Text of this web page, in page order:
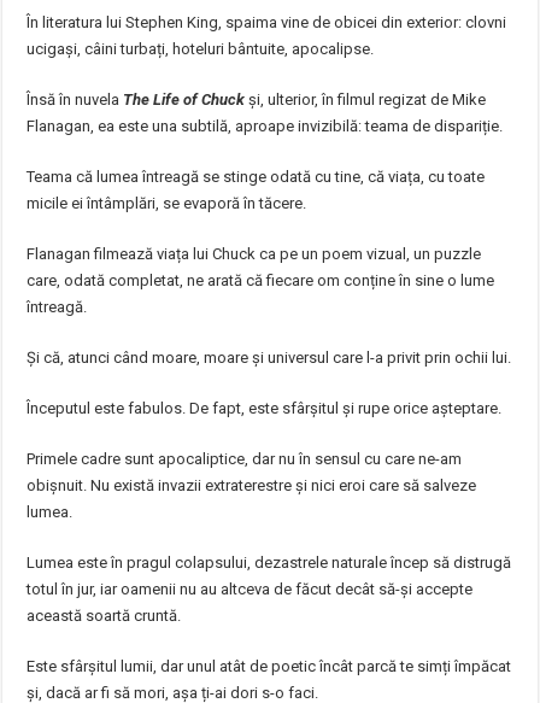
În literatura lui Stephen King, spaima vine de obicei din exterior: clovni
ucigași, câini turbați, hoteluri bântuite, apocalipse.
Însă în nuvela The Life of Chuck și, ulterior, în filmul regizat de Mike
Flanagan, ea este una subtilă, aproape invizibilă: teama de dispariție.
Teama că lumea întreagă se stinge odată cu tine, că viața, cu toate
micile ei întâmplări, se evaporă în tăcere.
Flanagan filmează viața lui Chuck ca pe un poem vizual, un puzzle
care, odată completat, ne arată că fiecare om conține în sine o lume
întreagă.
Și că, atunci când moare, moare și universul care l-a privit prin ochii lui.
Începutul este fabulos. De fapt, este sfârșitul și rupe orice așteptare.
Primele cadre sunt apocaliptice, dar nu în sensul cu care ne-am
obișnuit. Nu există invazii extraterestre și nici eroi care să salveze
lumea.
Lumea este în pragul colapsului, dezastrele naturale încep să distrugă
totul în jur, iar oamenii nu au altceva de făcut decât să-și accepte
această soartă cruntă.
Este sfârșitul lumii, dar unul atât de poetic încât parcă te simți împăcat
și, dacă ar fi să mori, așa ți-ai dori s-o faci.